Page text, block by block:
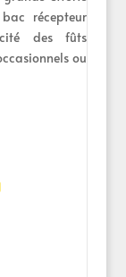
récepteur
des fûts
ou